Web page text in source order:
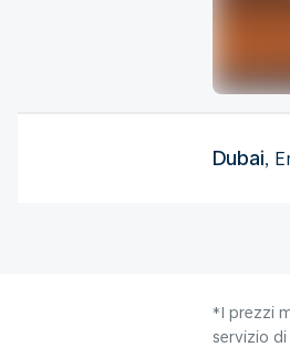
Dubai,
*I prezzi
servizio